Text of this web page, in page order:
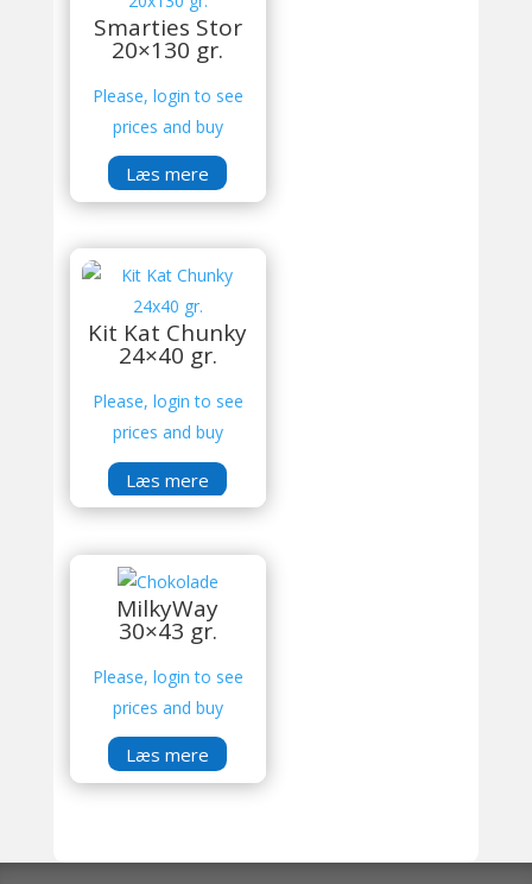
Smarties Stor
20×130 gr.
Please, login to see
prices and buy
Læs mere
Kit Kat Chunky
24×40 gr.
Please, login to see
prices and buy
Læs mere
MilkyWay
30×43 gr.
Please, login to see
prices and buy
Læs mere